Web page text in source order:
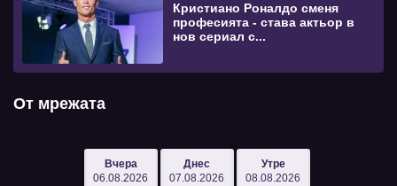
Кристиано Роналдо сменя
професията - става актьор в
нов сериал с...
От мрежата
Вчера
06.08.2026
Днес
07.08.2026
Утре
08.08.2026